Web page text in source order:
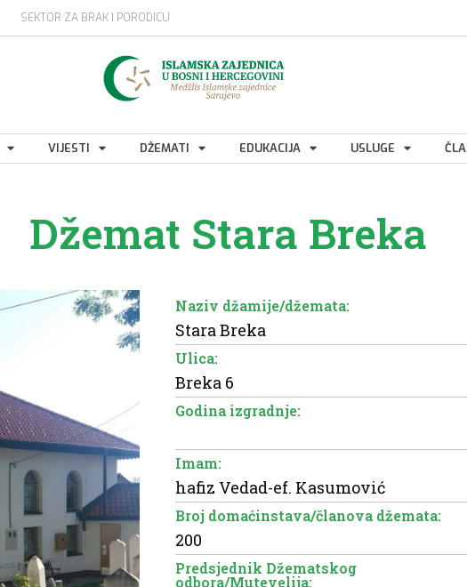
SEKTOR ZA BRAK I PORODICU
VIJESTI DŽEMATI EDUKACIJA USLUGE
Džemat Stara Breka
Naziv džamije/džemata:
Stara Breka
Ulica:
Breka 6
Godina izgradnje:
Imam:
hafiz Vedad-ef. Kasumović
Broj domaćinstava/članova džemata:
200
Predsjednik Džematskog
odbora/Mutevelija: